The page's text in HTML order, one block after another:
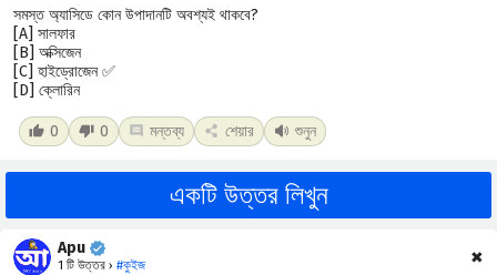
সমস্ত অ্যাসিডে কোন উপাদানটি অবশ্যই থাকবে?
[A] সালফার
[B] অক্সিজেন
[C] হাইড্রোজেন ✅
[D] ক্লোরিন
0 0 মন্তব্য শেয়ার শুনুন
একটি উত্তর লিখুন
Apu
1 টি উত্তর › #কুইজ ✖